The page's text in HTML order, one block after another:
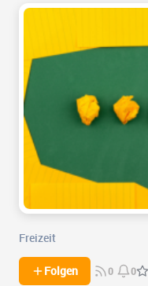
Freizeit
Folgen 0 0